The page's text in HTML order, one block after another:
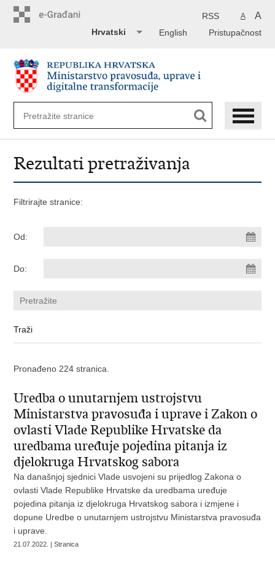
A A
RSS
Pristupačnost
English
Hrvatski
Rezultati pretraživanja
Filtrirajte stranice:
Od:
Do:
Pronađeno 224 stranica.
Uredba o unutarnjem ustrojstvu
Ministarstva pravosuđa i uprave i Zakon o
ovlasti Vlade Republike Hrvatske da
uredbama uređuje pojedina pitanja iz
djelokruga Hrvatskog sabora
Na današnjoj sjednici Vlade usvojeni su prijedlog Zakona o
ovlasti Vlade Republike Hrvatske da uredbama uređuje
pojedina pitanja iz djelokruga Hrvatskog sabora i izmjene i
dopune Uredbe o unutarnjem ustrojstvu Ministarstva pravosuđa
i uprave.
21.07.2022. | Stranica